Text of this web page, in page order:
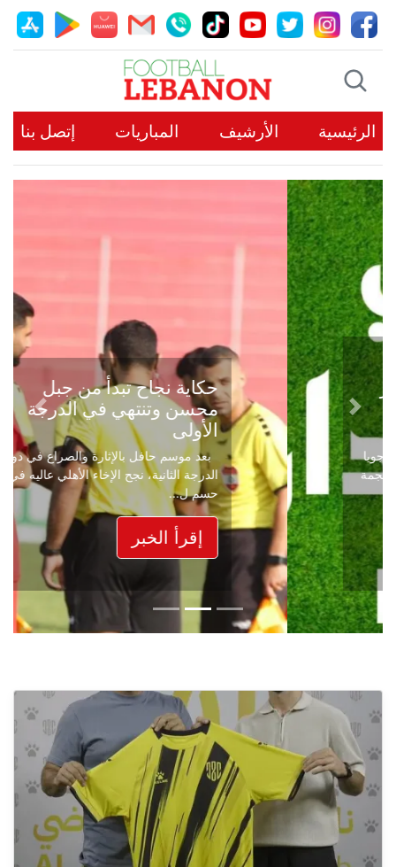
الرئيسية الأرشيف المباريات إتصل بنا
حكاية نجاح تبدأ من جبل
محسن وتنتهي في الدرجة
الأولى
بعد موسم حافل بالإثارة والصراع في دوري
الدرجة الثانية، نجح الإخاء الأهلي عاليه في
حسم ل...
إقرأ الخبر
Previous
Next